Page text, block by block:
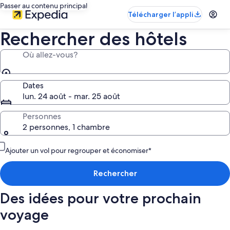
Passer au contenu principal
Télécharger l’appli
Rechercher des hôtels
Où allez-vous?
Dates
lun. 24 août - mar. 25 août
Personnes
2 personnes, 1 chambre
Ajouter un vol pour regrouper et économiser*
Rechercher
Des idées pour votre prochain
voyage